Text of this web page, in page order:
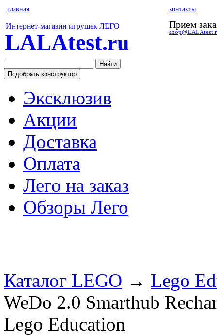
главная контакты
Интернет-магазин игрушек ЛЕГО
LALAtest.ru
Прием
Эксклюзив
Акции
Доставка
Оплата
Лего на заказ
Обзоры Лего
Каталог LEGO → Lego
WeDo 2.0 Smarthub
Lego Education